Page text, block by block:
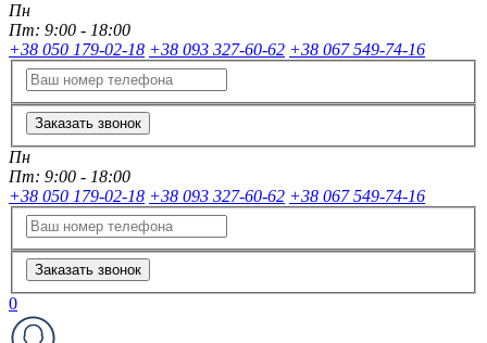
Пн
Пт: 9:00 - 18:00
+38 050 179-02-18 +38 093 327-60-62 +38 067 549-74-16
Заказать звонок
Пн
Пт: 9:00 - 18:00
+38 050 179-02-18 +38 093 327-60-62 +38 067 549-74-16
Заказать звонок
0